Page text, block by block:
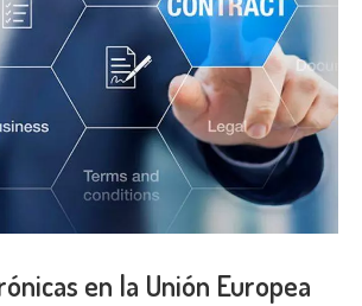
en la Unión Europea